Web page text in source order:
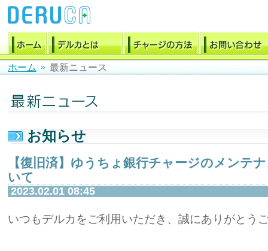
ホーム 最新ニュース
お知らせ
【復旧済】ゆうちょ銀行チャージのメンテ
いて
2023.02.01 08:45
いつもデルカをご利用いただき、誠にありがとう